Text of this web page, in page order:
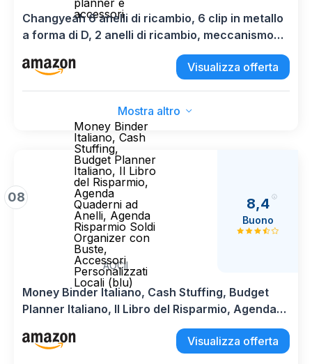
planner e
accessori
Changyeah 6 anelli di ricambio, 6 clip in metallo
a forma di D, 2 anelli di ricambio, meccanismo
ad anello a D, libro ad anello in metallo, per
conservare carta, raccoglitori, planner e
Visualizza offerta
Mostra altro
08
Money Binder
Italiano, Cash
Stuffing,
Budget Planner
Italiano, Il Libro
del Risparmio,
Agenda
Quaderni ad
Anelli, Agenda
Risparmio Soldi
Organizer con
Buste,
Accessori
Personalizzati
Locali (blu)
AOCII
8,4
Buono
Money Binder Italiano, Cash Stuffing, Budget
Planner Italiano, Il Libro del Risparmio, Agenda
Quaderni ad Anelli, Agenda Risparmio Soldi
Organizer con Buste, Accessori Personalizzati
Visualizza offerta